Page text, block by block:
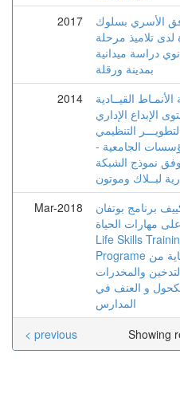
2017
الأسري بسلوك
لدى تلاميذ مرحلة
دراسة ميدانية
بمدينة ورقلة
2014
الأنمـاط القيــادية
الإبداع الإداري
التنظيمي
الجامعية -
نموذج الشبكة
Mar-2018
برنامج بوتفان
مهارات الحياة
Life Skills
Programe للوقاية من
والمخدرات
و العنف في
المدارس
Showing
< previous